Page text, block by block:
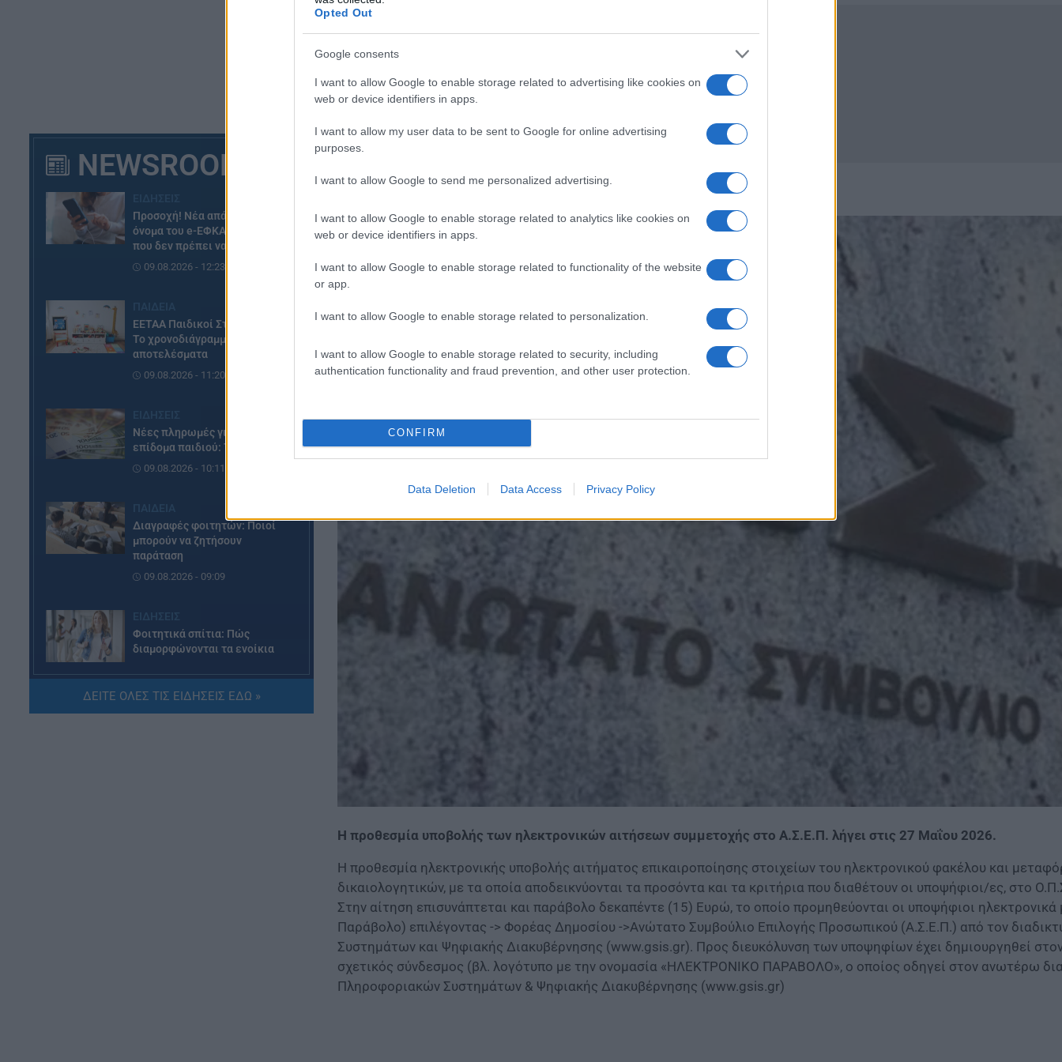
Opted Out
Google consents
I want to allow Google to enable storage related to advertising like cookies on
web or device identifiers in apps.
I want to allow my user data to be sent to Google for online advertising
purposes.
I want to allow Google to send me personalized advertising.
I want to allow Google to enable storage related to analytics like cookies on
web or device identifiers in apps.
I want to allow Google to enable storage related to functionality of the website
or app.
I want to allow Google to enable storage related to personalization.
I want to allow Google to enable storage related to security, including
authentication functionality and fraud prevention, and other user protection.
CONFIRM
Data Deletion Data Access Privacy Policy
NEWSROOM
Προσοχή! Νέα απάτη με το
όνομα του e-ΕΦΚΑ – Το email
που δεν πρέπει να ανοίξετε
09.08.2026 - 12:23
ΕΕΤΑΑ Παιδικοί Σταθμοί ΕΣΠΑ:
Το χρονοδιάγραμμα μέχρι τα
αποτελέσματα
09.08.2026 - 11:20
Νέες πληρωμές για το έκτακτο
επίδομα παιδιού: Τι ισχύει
09.08.2026 - 10:11
Διαγραφές φοιτητών: Ποιοί
μπορούν να ζητήσουν
παράταση
09.08.2026 - 09:09
Φοιτητικά σπίτια: Πώς
διαμορφώνονται τα ενοίκια
ΔΕΙΤΕ ΟΛΕΣ ΤΙΣ ΕΙΔΗΣΕΙΣ ΕΔΩ »
Η προθεσμία υποβολής των ηλεκτρονικών αιτήσεων συμμετοχής στο Α.Σ.Ε.Π. λήγει στις 27 Μαΐου 2026.
Η προθεσμία ηλεκτρονικής υποβολής αιτήματος επικαιροποίησης στοιχείων του ηλεκτρονικού φακέλου και
δικαιολογητικών, με τα οποία αποδεικνύονται τα προσόντα και τα κριτήρια που διαθέτουν οι υποψήφιοι/ες, στο
Στην αίτηση επισυνάπτεται και παράβολο δεκαπέντε (15) Ευρώ, το οποίο προμηθεύονται οι υποψήφιοι
Παράβολο) επιλέγοντας -> Φορέας Δημοσίου ->Ανώτατο Συμβούλιο Επιλογής Προσωπικού (Α.Σ.Ε.Π.) από τον
Συστημάτων και Ψηφιακής Διακυβέρνησης (www.gsis.gr). Προς διευκόλυνση των υποψηφίων έχει δημιουργηθεί
σχετικός σύνδεσμος (βλ. λογότυπο με την ονομασία «ΗΛΕΚΤΡΟΝΙΚΟ ΠΑΡΑΒΟΛΟ», ο οποίος οδηγεί στον ανωτέρω
Πληροφοριακών Συστημάτων & Ψηφιακής Διακυβέρνησης (www.gsis.gr)